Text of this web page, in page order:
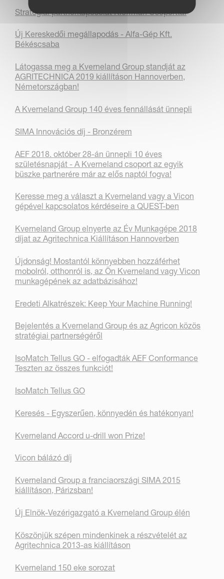
Stratégiai partnerkapcsolat Kleffman Csoporttal
Új Kereskedői megállapodás - Alfa-Gép Kft.
Békéscsaba
Látogassa meg a Kverneland Group standját az
AGRITECHNICA 2019 kiállításon Hannoverben,
Németországban!
A Kverneland Group 140 éves fennállását ünnepli
SIMA Innovációs díj - Bronzérem
AEF 2018. október 28-án ünnepli 10 éves
születésnapját - A Kverneland csoport az egyik
büszke partnerére már az elős naptól fogva!
Keresse meg a választ a Kverneland vagy a Vicon
gépével kapcsolatos kérdéseire a QUEST-ben
Kverneland Group elnyerte az Év Munkagépe 2018
díjat az Agritechnica Kiállításon Hannoverben
Újdonság! Mostantól könnyebben hozzáférhet
mobolról, otthonról is, az Ön Kverneland vagy Vicon
munkagépének az adatbázisához!
Eredeti Alkatrészek: Keep Your Machine Running!
Bejelentés a Kverneland Group és az Agricon közös
stratégiai partnerségéről
IsoMatch Tellus GO - elfogadták AEF Conformance
Teszten az összes funkciót!
IsoMatch Tellus GO
Keresés - Egyszerűen, könnyedén és hatékonyan!
Kverneland Accord u-drill won Prize!
Vicon bálázó díj
Kverneland Group a franciaországi SIMA 2015
kiállításon, Párizsban!
Új Elnök-Vezérigazgató a Kverneland Group élén
Köszönjük szépen mindenkinek a részvételét az
Agritechnica 2013-as kiállításon
Kverneland 150 eke sorozat